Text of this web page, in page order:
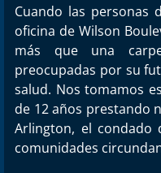
Cuando las personas
oficina de Wilson
más que una
preocupadas por su
salud. Nos tomamos
de 12 años prestando
Arlington, el condado
comunidades